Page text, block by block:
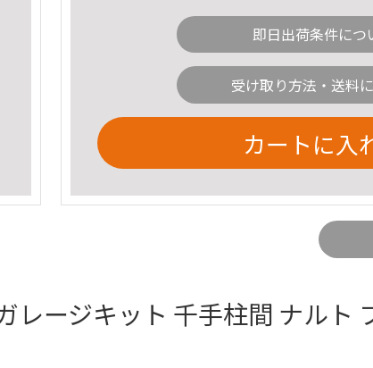
即日出荷条件につ
受け取り方法・送料
カートに入
ジキット 千手柱間 ナルト